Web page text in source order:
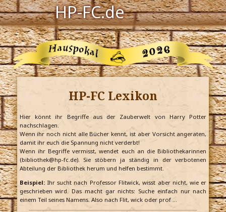
HP-FC.de
Navigation
Harry Potter
Der HP-FC
Hogwarts
Zauberwelt
Willkommen
Jetzt Fanclub-Mitglied werden!
HP-FC Lexikon
Hier könnt ihr Begriffe aus der Zauberwelt von Harry Potter
nachschlagen.
Wenn ihr noch nicht alle Bücher kennt, ist aber Vorsicht angeraten,
damit ihr euch die Spannung nicht verderbt!
Wenn ihr Begriffe vermisst, wendet euch an die Bibliothekarinnen
(bibliothek@hp-fc.de). Sie stöbern ja ständig in der verbotenen
Abteilung der Bibliothek herum und helfen bestimmt.
Beispiel:Ihr sucht nach Professor Flitwick, wisst aber nicht, wie er
geschrieben wird. Das macht gar nichts: Suche einfach nur nach
einem Teil seines Namens. Also nach Flit, wick oder prof …